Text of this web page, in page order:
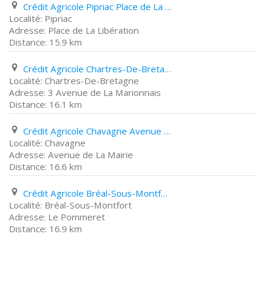
Crédit Agricole Pipriac Place de La Libération
Pipriac
Place de La Libération
15.9 km
Crédit Agricole Chartres-De-Bretagne 3 Avenue de La Marionnais
Chartres-De-Bretagne
3 Avenue de La Marionnais
16.1 km
Crédit Agricole Chavagne Avenue de La Mairie
Chavagne
Avenue de La Mairie
16.6 km
Crédit Agricole Bréal-Sous-Montfort Le Pommeret
Bréal-Sous-Montfort
Le Pommeret
16.9 km